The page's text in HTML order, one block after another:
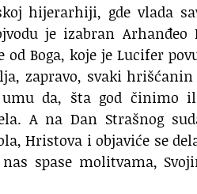
hijerarhiji, gde vlada
je izabran
od Boga, koje je Lucifer
zapravo, svaki
da, šta god
A na Dan Strašnog
Hristova i objaviće se
spase molitvama,